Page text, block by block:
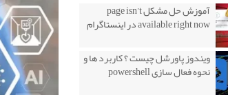
آموزش حل مشکل page isn’t
available right now در اینستاگرام
ویندوز پاورشل چیست ؟ کاربرد ها و
نحوه فعال سازی powershell